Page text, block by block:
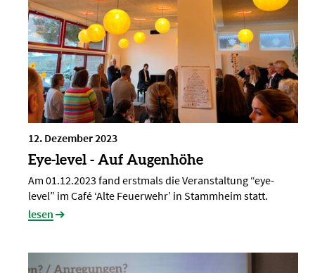
12. Dezember 2023
Eye-level - Auf Augenhöhe
Am 01.12.2023 fand erstmals die Veranstaltung “eye-
level” im Café ‘Alte Feuerwehr’ in Stammheim statt.
lesen